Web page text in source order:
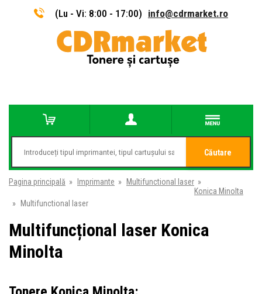
(Lu - Vi: 8:00 - 17:00) info@cdrmarket.ro
Căutare
Pagina principală » Imprimante » Multifunctional laser »
Konica Minolta
»
Multifunctional laser
Multifuncțional laser Konica
Minolta